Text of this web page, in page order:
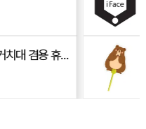
이노젠 아이쿨러 8S 거치대 겸용 휴대용 선풍기 INOZEN i-cooler 8S